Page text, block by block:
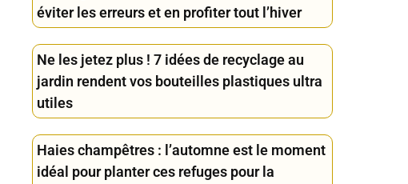
éviter les erreurs et en profiter tout l’hiver
Ne les jetez plus ! 7 idées de recyclage au
jardin rendent vos bouteilles plastiques ultra
utiles
Haies champêtres : l’automne est le moment
idéal pour planter ces refuges pour la